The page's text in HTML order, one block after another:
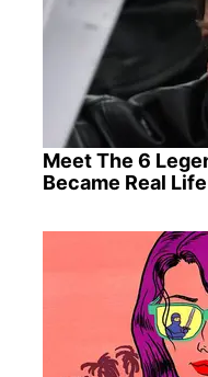
Meet The 6
Became Real